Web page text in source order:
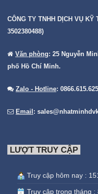
CÔNG TY TNHH DỊCH VỤ
3502380488)
Văn phòng: 25 Nguyễn
phố Hồ Chí Minh.
Zalo - Hotline:
Email :
LƯỢT TRUY CẬP
Truy cập hôm nay :
Truy cập trong tháng :